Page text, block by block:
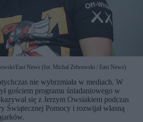
East News (fot. Michal Zebrowski / East News)
nie wybrzmiała w mediach. W
gościem programu śniadaniowego w
się z Jerzym Owsiakiem podczas
Świątecznej Pomocy i rozwijał własną